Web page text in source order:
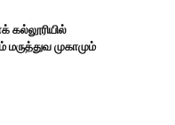
கல்லூரியில்
முகாமும்